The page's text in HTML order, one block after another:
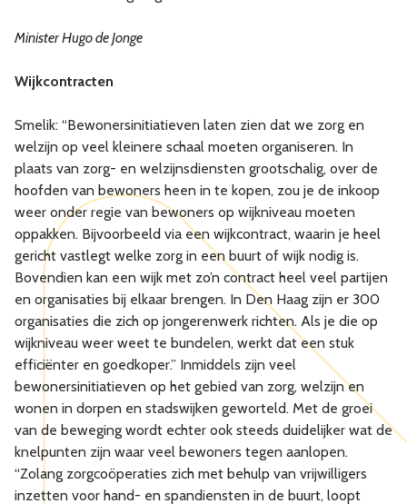
Minister Hugo de Jonge
Wijkcontracten
Smelik: “Bewonersinitiatieven laten zien dat we zorg en
welzijn op veel kleinere schaal moeten organiseren. In
plaats van zorg- en welzijnsdiensten grootschalig, over de
hoofden van bewoners heen in te kopen, zou je de inkoop
weer onder regie van bewoners op wijkniveau moeten
oppakken. Bijvoorbeeld via een wijkcontract, waarin je heel
gericht vastlegt welke zorg in een buurt of wijk nodig is.
Bovendien kan een wijk met zo’n contract heel veel partijen
en organisaties bij elkaar brengen. In Den Haag zijn er 300
organisaties die zich op jongerenwerk richten. Als je die op
wijkniveau weer weet te bundelen, werkt dat een stuk
efficiënter en goedkoper.” Inmiddels zijn veel
bewonersinitiatieven op het gebied van zorg, welzijn en
wonen in dorpen en stadswijken geworteld. Met de groei
van de beweging wordt echter ook steeds duidelijker wat de
knelpunten zijn waar veel bewoners tegen aanlopen.
“Zolang zorgcoöperaties zich met behulp van vrijwilligers
inzetten voor hand- en spandiensten in de buurt, loopt